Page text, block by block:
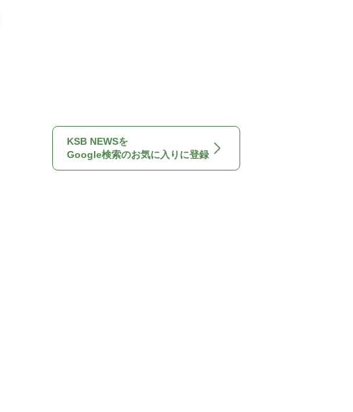
KSB NEWSを
Google検索のお気に入りに登録